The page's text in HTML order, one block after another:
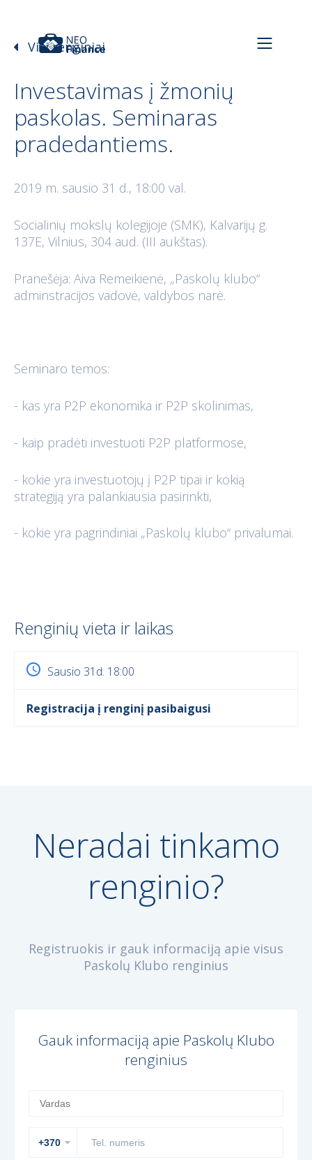
Visi renginiai
Investavimas į žmonių
paskolas. Seminaras
pradedantiems.
2019 m. sausio 31 d., 18:00 val.
Socialinių mokslų kolegijoje (SMK), Kalvarijų g.
137E, Vilnius, 304 aud. (III aukštas).
Pranešėja: Aiva Remeikienė, „Paskolų klubo“
adminstracijos vadovė, valdybos narė.
Seminaro temos:
- kas yra P2P ekonomika ir P2P skolinimas,
- kaip pradėti investuoti P2P platformose,
- kokie yra investuotojų į P2P tipai ir kokią
strategiją yra palankiausia pasirinkti,
- kokie yra pagrindiniai „Paskolų klubo“ privalumai.
Renginių vieta ir laikas
Sausio 31d. 18:00
Registracija į renginį pasibaigusi
Neradai tinkamo
renginio?
Registruokis ir gauk informaciją apie visus
Paskolų Klubo renginius
Gauk informaciją apie Paskolų Klubo
renginius